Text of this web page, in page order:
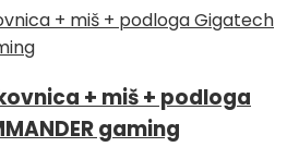
+ miš + podloga
gaming